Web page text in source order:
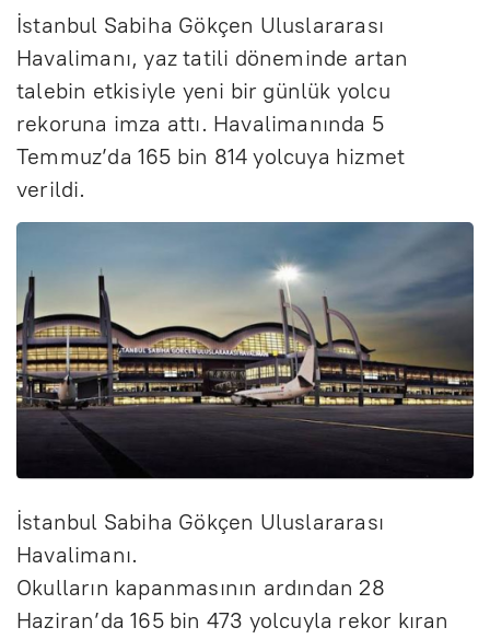
İstanbul Sabiha Gökçen Uluslararası
Havalimanı, yaz tatili döneminde artan
talebin etkisiyle yeni bir günlük yolcu
rekoruna imza attı. Havalimanında 5
Temmuz’da 165 bin 814 yolcuya hizmet
verildi.
İstanbul Sabiha Gökçen Uluslararası
Havalimanı.
Okulların kapanmasının ardından 28
Haziran’da 165 bin 473 yolcuyla rekor kıran